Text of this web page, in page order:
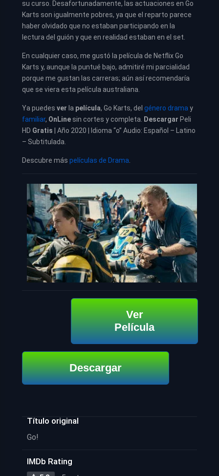
su curso. Desafortunadamente, las actuaciones en Go
Karts son igualmente pobres, ya que el reparto parece
haber olvidado que no estaban participando en la
lectura del guión y que en realidad estaban en el set.
En cualquier caso, me gustó la película de Netflix Go
Karts y, aunque la puntué bajo, admitiré mi parcialidad
porque me gustan las carreras; aún así recomendaría
que se viera esta película australiana.
Ya puedes ver la película, Go Karts, del género drama y
familiar, OnLine sin cortes y completa. Descargar Peli
HD Gratis | Año 2020 | Idioma “o” Audio: Español – Latino
– Subtitulada.
Descubre más películas de Drama
Ver
Película
Descargar
Título original
Go!
IMDb Rating